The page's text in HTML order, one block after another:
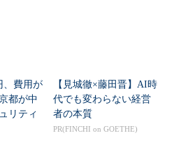
、費用が
都が中
リティ
【見城徹×藤田晋】AI時
代でも変わらない経営
者の本質
PR(FINCHI on GOETHE)